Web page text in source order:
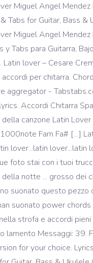
Miguel Angel Mendez
Tabs for Guitar, Bass &
Miguel Angel Mendez
y Tabs para Guitarra,
Latin lover – Cesare
per chitarra.
aggregator -
Accordi Chitarra
canzone Latin Lover
1000note Fam Fa# […]
lover...latin lover...latin
foto stai con i tuoi
notte ... grosso dei
suonato questo pezzo
suonato power chords
strofa e accordi
lamento Messaggi: 39.
for your choice.